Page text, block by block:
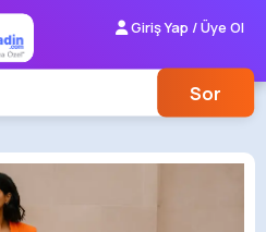
Giriş Yap / Üye Ol
Sor